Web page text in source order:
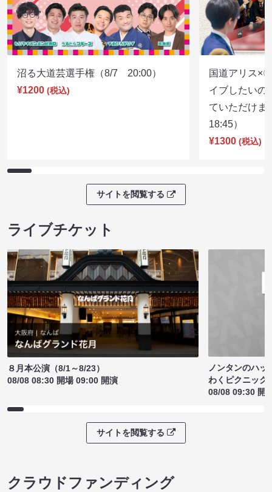
沼る大道芸選手権（8/7 20:00）
¥1200 (税込)
国道アリス×
イブしたいの
ていただけ
18:45）
¥1300 (税込)
サイトを閲覧する
ライブチケット
８月本公演（8/1～8/23）
08/08 08:30 開場 09:00 開演
ノンタンのハッ
わくピクニック
08/08 09:30 開
サイトを閲覧する
クラウドファンディング